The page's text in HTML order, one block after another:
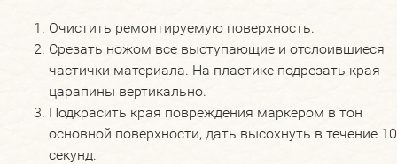
Очистить ремонтируемую поверхность.
Срезать ножом все выступающие и отслоившиеся
частички материала. На пластике подрезать края
царапины вертикально.
Подкрасить края повреждения маркером в тон
основной поверхности, дать высохнуть в течение
секунд.